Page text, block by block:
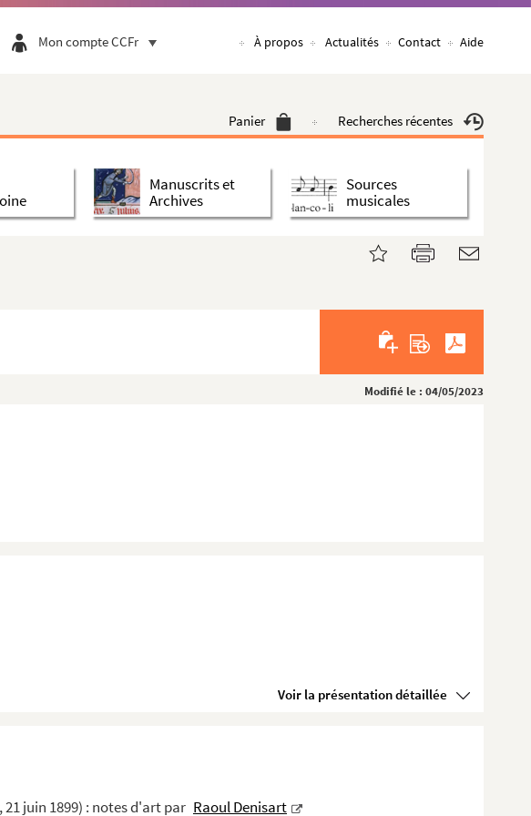
Mon compte CCFr À propos Actualités Contact Aide
Panier Recherches récentes
Manuscrits et
Archives
Sources
musicales
Modifié le : 04/05/2023
Voir la présentation détaillée
...
juin 1899) : notes d'art par Raoul Denisart